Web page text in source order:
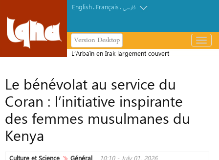
English. Français.فارسی
Version Desktop
باز
و
Le bénévolat au service du
Coran : l’initiative inspirante
des femmes musulmanes du
Kenya
Culture et Science Général 10:10 - July 01, 2026